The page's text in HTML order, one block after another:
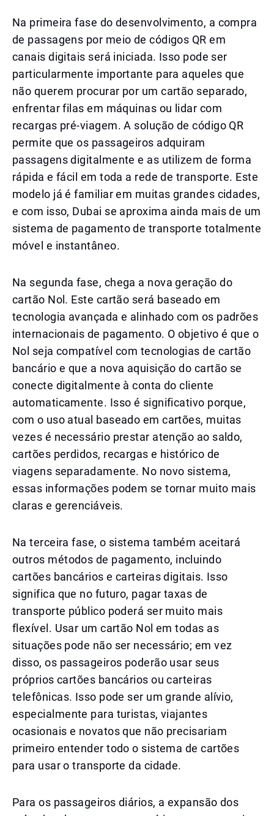
Na primeira fase do desenvolvimento, a compra
de passagens por meio de códigos QR em
canais digitais será iniciada. Isso pode ser
particularmente importante para aqueles que
não querem procurar por um cartão separado,
enfrentar filas em máquinas ou lidar com
recargas pré-viagem. A solução de código QR
permite que os passageiros adquiram
passagens digitalmente e as utilizem de forma
rápida e fácil em toda a rede de transporte. Este
modelo já é familiar em muitas grandes cidades,
e com isso, Dubai se aproxima ainda mais de um
sistema de pagamento de transporte totalmente
móvel e instantâneo.
Na segunda fase, chega a nova geração do
cartão Nol. Este cartão será baseado em
tecnologia avançada e alinhado com os padrões
internacionais de pagamento. O objetivo é que o
Nol seja compatível com tecnologias de cartão
bancário e que a nova aquisição do cartão se
conecte digitalmente à conta do cliente
automaticamente. Isso é significativo porque,
com o uso atual baseado em cartões, muitas
vezes é necessário prestar atenção ao saldo,
cartões perdidos, recargas e histórico de
viagens separadamente. No novo sistema,
essas informações podem se tornar muito mais
claras e gerenciáveis.
Na terceira fase, o sistema também aceitará
outros métodos de pagamento, incluindo
cartões bancários e carteiras digitais. Isso
significa que no futuro, pagar taxas de
transporte público poderá ser muito mais
flexível. Usar um cartão Nol em todas as
situações pode não ser necessário; em vez
disso, os passageiros poderão usar seus
próprios cartões bancários ou carteiras
telefônicas. Isso pode ser um grande alívio,
especialmente para turistas, viajantes
ocasionais e novatos que não precisariam
primeiro entender todo o sistema de cartões
para usar o transporte da cidade.
Para os passageiros diários, a expansão dos